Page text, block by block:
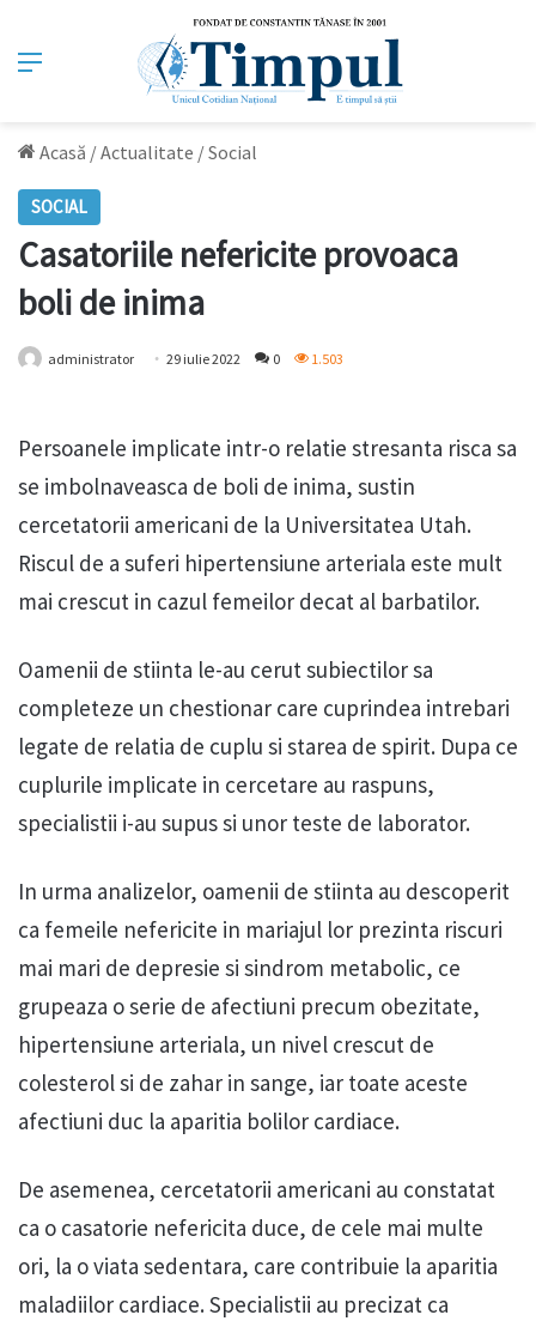
Meniu
Acasă /Actualitate /Social
SOCIAL
Casatoriile nefericite provoaca
boli de inima
administrator 29 iulie 2022 0 1.503
Persoanele implicate intr-o relatie stresanta risca sa
se imbolnaveasca de boli de inima, sustin
cercetatorii americani de la Universitatea Utah.
Riscul de a suferi hipertensiune arteriala este mult
mai crescut in cazul femeilor decat al barbatilor.
Oamenii de stiinta le-au cerut subiectilor sa
completeze un chestionar care cuprindea intrebari
legate de relatia de cuplu si starea de spirit. Dupa ce
cuplurile implicate in cercetare au raspuns,
specialistii i-au supus si unor teste de laborator.
In urma analizelor, oamenii de stiinta au descoperit
ca femeile nefericite in mariajul lor prezinta riscuri
mai mari de depresie si sindrom metabolic, ce
grupeaza o serie de afectiuni precum obezitate,
hipertensiune arteriala, un nivel crescut de
colesterol si de zahar in sange, iar toate aceste
afectiuni duc la aparitia bolilor cardiace.
De asemenea, cercetatorii americani au constatat
ca o casatorie nefericita duce, de cele mai multe
ori, la o viata sedentara, care contribuie la aparitia
maladiilor cardiace. Specialistii au precizat ca